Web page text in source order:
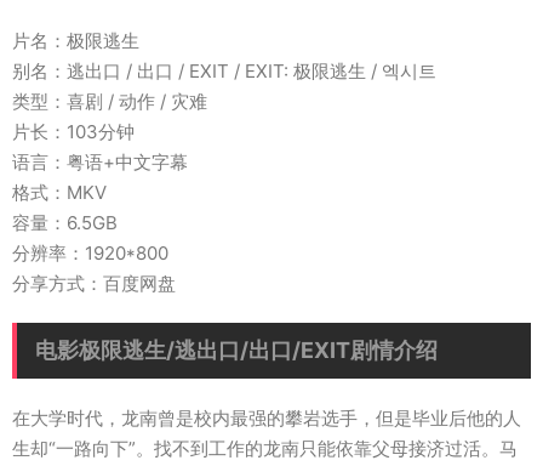
片名：极限逃生
别名：逃出口 / 出口 / EXIT / EXIT: 极限逃生 / 엑시트
类型：喜剧 / 动作 / 灾难
片长：103分钟
语言：粤语+中文字幕
格式：MKV
容量：6.5GB
分辨率：1920*800
分享方式：百度网盘
电影极限逃生/逃出口/出口/EXIT剧情介绍
在大学时代，龙南曾是校内最强的攀岩选手，但是毕业后他的人
生却“一路向下”。找不到工作的龙南只能依靠父母接济过活。马